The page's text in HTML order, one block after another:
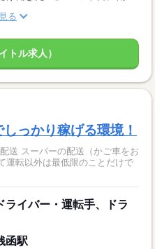
る
トル求人）
っかり稼げる環境！
送 スーパーの配送（かご車をお
運転以外は最低限のことだけで
ライバー・運転手、ドラ
函駅